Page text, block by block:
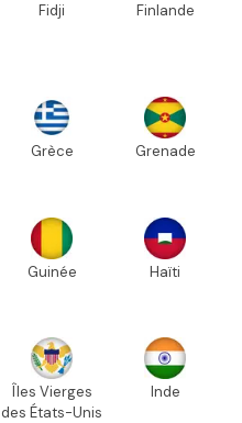
Fidji Finlande
Grèce Grenade
Guinée Haïti
Îles Vierges
des États-Unis
Inde